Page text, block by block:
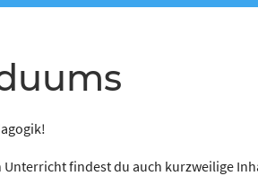
findest du auch kurzweilige